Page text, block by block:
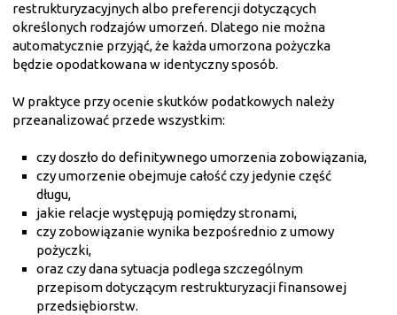
restrukturyzacyjnych albo preferencji dotyczących
określonych rodzajów umorzeń. Dlatego nie można
automatycznie przyjąć, że każda umorzona pożyczka
będzie opodatkowana w identyczny sposób.
W praktyce przy ocenie skutków podatkowych należy
przeanalizować przede wszystkim:
czy doszło do definitywnego umorzenia zobowiązania,
czy umorzenie obejmuje całość czy jedynie część
długu,
jakie relacje występują pomiędzy stronami,
czy zobowiązanie wynika bezpośrednio z umowy
pożyczki,
oraz czy dana sytuacja podlega szczególnym
przepisom dotyczącym restrukturyzacji finansowej
przedsiębiorstw.